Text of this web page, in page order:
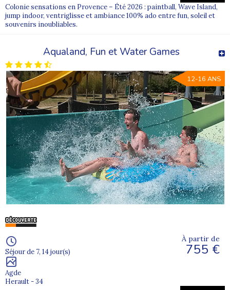
Colonie sensations en Provence – Été 2026 : paintball, Wave Island,
jump indoor, ventriglisse et ambiance 100% ado entre fun, soleil et
souvenirs inoubliables.
Aqualand, Fun et Water Games
12-16 ANS
Séjour de 7, 14 jour(s)
Agde
Herault - 34
À partir de
755 €